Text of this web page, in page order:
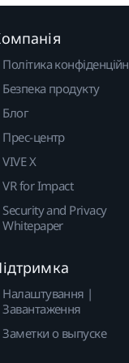
Політика
Безпека продукту
Блог
Прес-центр
VIVE X
VR for Impact
Security and Privacy
Whitepaper
Налаштування |
Завантаження
Заметки о выпуске